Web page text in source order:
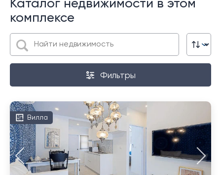
Каталог недвижимости в этом
комплексе
Фильтры
Вилла